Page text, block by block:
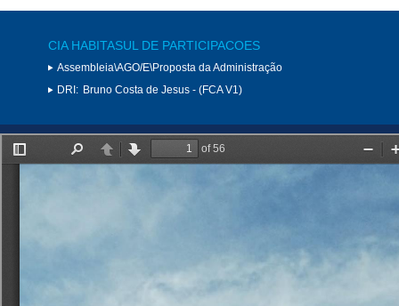
CIA HABITASUL DE PARTICIPACOES
Assembleia\AGO/E\Proposta da Administração
DRI: Bruno Costa de Jesus - (FCA V1)